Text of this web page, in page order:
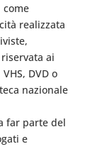
come
realizzata
ai
DVD o
nazionale
far parte del
e